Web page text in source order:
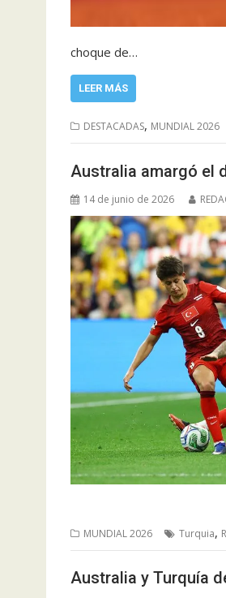
choque de…
LEER MÁS
DESTACADAS, MUNDIAL 2026
Australia amargó el
14 de junio de 2026
MUNDIAL 2026 Turquia,
Australia y Turquía